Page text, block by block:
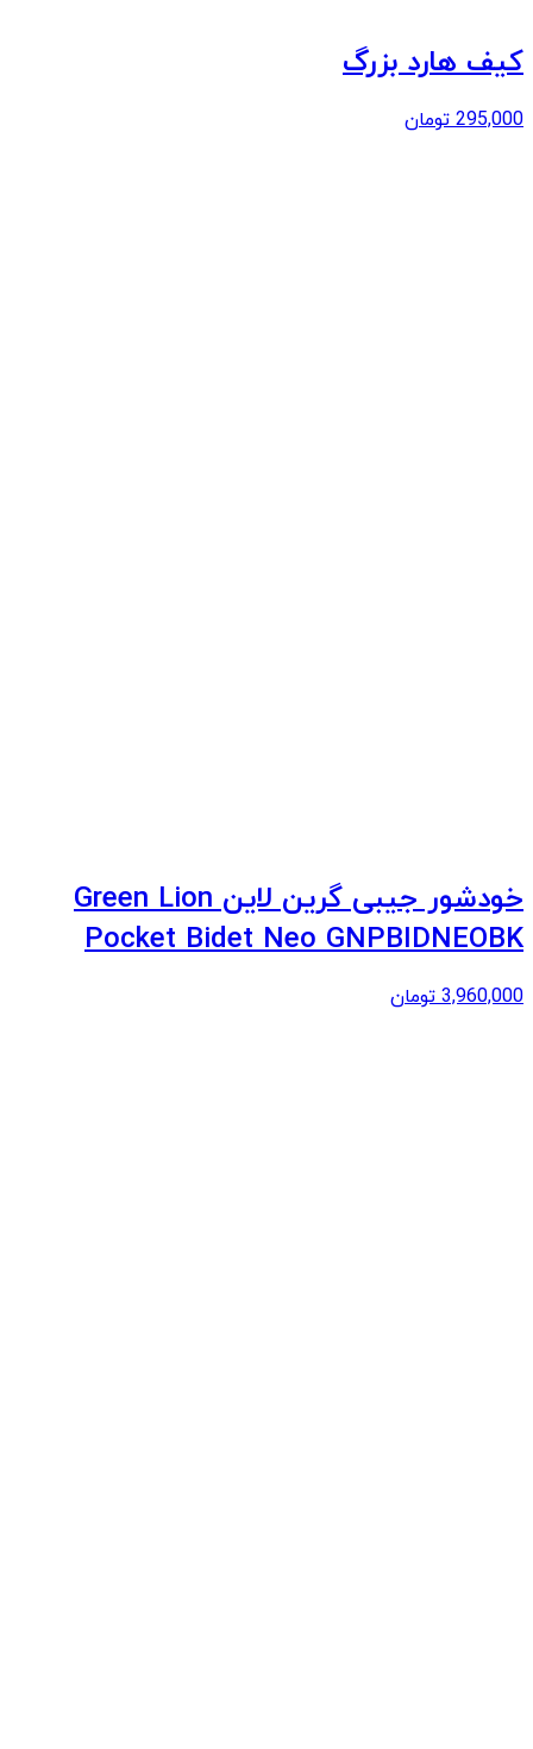
کیف هارد بزرگ
295,000 تومان
خودشور جیبی گرین لاین Green Lion
Pocket Bidet Neo GNPBIDNEOBK
3,960,000 تومان